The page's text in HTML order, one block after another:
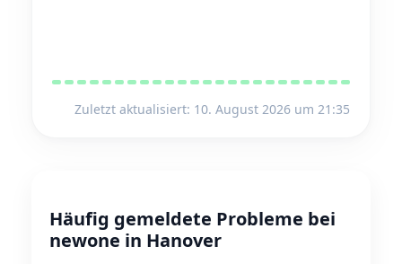
Zuletzt aktualisiert: 10. August 2026 um 21:35
Häufig gemeldete Probleme bei
newone in Hanover